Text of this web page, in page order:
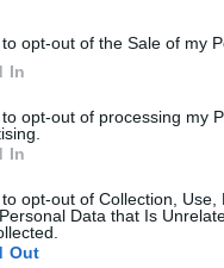
opt-out of the Sale of my
In
opt-out of processing my
In
opt-out of Collection,
Data that Is
Out
de Omar atyát ez
családi